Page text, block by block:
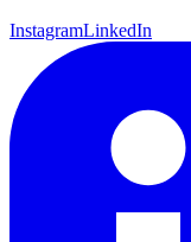
InstagramLinkedIn